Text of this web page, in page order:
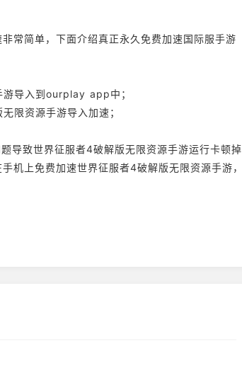
常简单，下面介绍真正永久免费加速国际服手游
游导入到ourplay app中；
限资源手游导入加速；
导致世界征服者4破解版无限资源手游运行卡顿掉
机上免费加速世界征服者4破解版无限资源手游，